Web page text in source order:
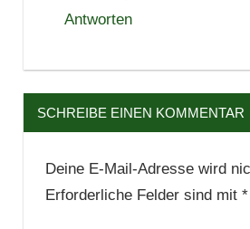
Antworten
SCHREIBE EINEN KOMMENTAR
Deine E-Mail-Adresse wird
Erforderliche Felder sind mit *